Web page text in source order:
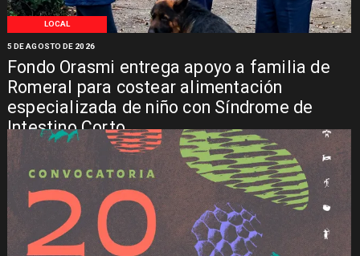
LOCAL
Fondo Orasmi entrega apoyo a familia de
Romeral para costear alimentación
especializada de niño con Síndrome de
Intestino Corto
5 DE AGOSTO DE 2026